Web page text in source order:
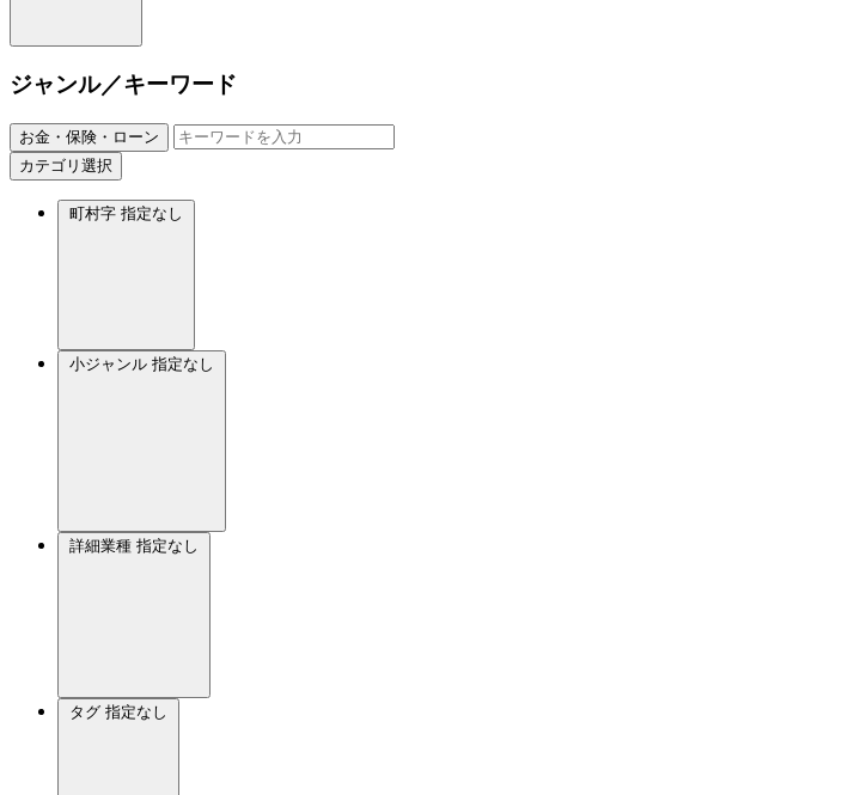
ジャンル／キーワード
お金・保険・ローン
カテゴリ選択
町村字 指定なし
小ジャンル 指定なし
詳細業種 指定なし
タグ 指定なし